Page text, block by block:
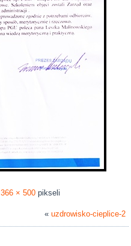
366 × 500pikseli
« uzdrowisko-cieplice-2